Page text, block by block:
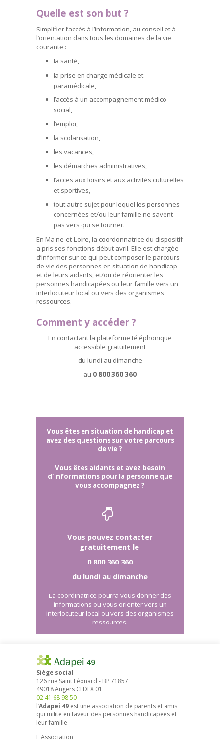
Quelle est son but ?
Simplifier l’accès à l’information, au conseil et à
l’orientation dans tous les domaines de la vie
courante :
la santé,
la prise en charge médicale et
paramédicale,
l’accès à un accompagnement médico-
social,
l’emploi,
la scolarisation,
les vacances,
les démarches administratives,
l’accès aux loisirs et aux activités culturelles
et sportives,
tout autre sujet pour lequel les personnes
concernées et/ou leur famille ne savent
pas vers qui se tourner.
En Maine-et-Loire, la coordonnatrice du dispositif
a pris ses fonctions début avril. Elle est chargée
d’informer sur ce qui peut composer le parcours
de vie des personnes en situation de handicap
et de leurs aidants, et/ou de réorienter les
personnes handicapées ou leur famille vers un
interlocuteur local ou vers des organismes
ressources.
Comment y accéder ?
En contactant la plateforme téléphonique
accessible gratuitement
du lundi au dimanche
au 0 800 360 360
Vous êtes en situation de handicap et
avez des questions sur votre parcours
de vie ?
Vous êtes aidants et avez besoin
d'informations pour la personne que
vous accompagnez ?
Vous pouvez contacter
gratuitement le
0 800 360 360
du lundi au dimanche
La coordinatrice pourra vous donner des
informations ou vous orienter vers un
interlocuteur local ou vers des organismes
ressources.
Siège social
126 rue Saint Léonard - BP 71857
49018Angers CEDEX 01
02 41 68 98 50
l’Adapei 49 est une association de parents et amis
qui milite en faveur des personnes handicapées et
leur famille
L'Association